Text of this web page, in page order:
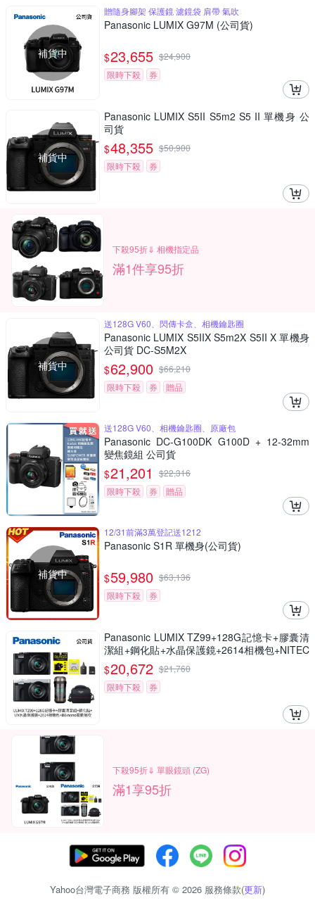
補貨中
贈隨身腳架 保護鏡 濾鏡袋 肩帶 氣吹
Panasonic LUMIX G97M (公司貨)
$23,655 $24,900
限時下殺
券
補貨中
Panasonic LUMIX S5II S5m2 S5 II 單機身 公
司貨
$48,355 $50,900
限時下殺
券
下殺95折⇓ 相機指定品
滿1件享95折
補貨中
送128G V60、閃傳卡盒、相機鑰匙圈
Panasonic LUMIX S5IIX S5m2X S5II X 單機身
公司貨 DC-S5M2X
$62,900 $66,210
限時下殺
券 贈品
送128G V60、相機鑰匙圈、原廠包
Panasonic DC-G100DK G100D + 12-32mm
變焦鏡組 公司貨
$21,201 $22,316
限時下殺
券 贈品
補貨中
12/31前滿3萬登記送1212
Panasonic S1R 單機身(公司貨)
$59,980 $63,136
限時下殺
券
Panasonic LUMIX TZ99+128G記憶卡+膠囊清
潔組+鋼化貼+水晶保護鏡+2614相機包+NITEC
ORE BB nano 迷你電動氣吹(公司貨)
$20,672 $21,760
限時下殺
券
下殺95折⇓ 單眼鏡頭 (ZG)
滿1享95折
Yahoo台灣電子商務 版權所有 © 2026 服務條款(更新)